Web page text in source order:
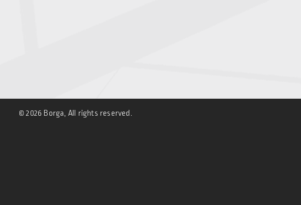
© 2026 Borga, All rights reserved.